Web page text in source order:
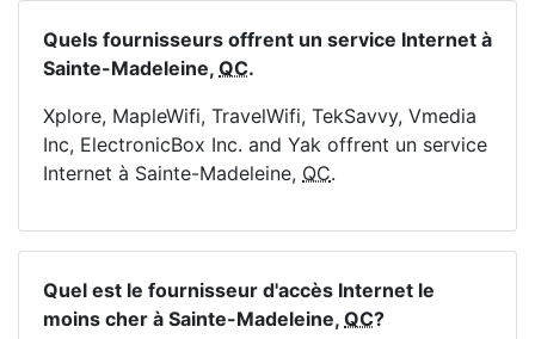
Quels fournisseurs offrent un service Internet à
Sainte-Madeleine, QC.
Xplore, MapleWifi, TravelWifi, TekSavvy, Vmedia
Inc, ElectronicBox Inc. and Yak offrent un service
Internet à Sainte-Madeleine, QC.
Quel est le fournisseur d'accès Internet le
moins cher à Sainte-Madeleine, QC?